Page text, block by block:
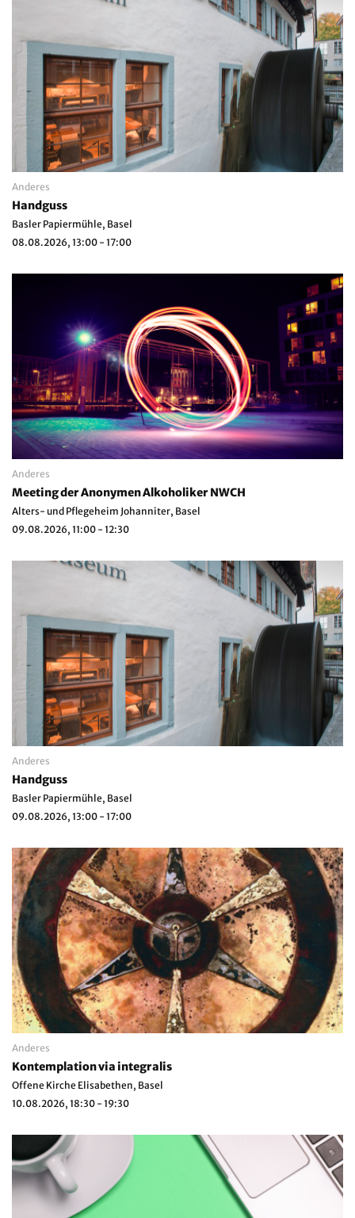
Anderes
Handguss
Basler Papiermühle, Basel
08.08.2026, 13:00 - 17:00
Anderes
Meeting der Anonymen Alkoholiker NWCH
Alters- und Pflegeheim Johanniter, Basel
09.08.2026, 11:00 - 12:30
Anderes
Handguss
Basler Papiermühle, Basel
09.08.2026, 13:00 - 17:00
Anderes
Kontemplation via integralis
Offene Kirche Elisabethen, Basel
10.08.2026, 18:30 - 19:30